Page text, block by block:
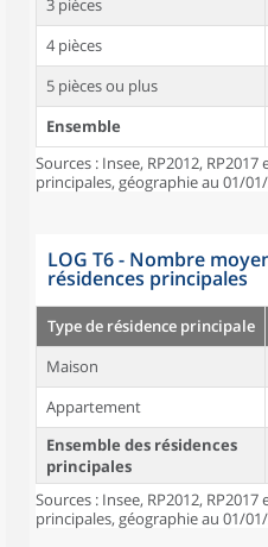
3 pièces
4 pièces
5 pièces ou plus
Ensemble
Sources : Insee, RP2012,
principales, géographie au 01/
LOG T6 - Nombre
résidences principales
Type de résidence principale
Maison
Appartement
Ensemble des résidences
principales
Sources : Insee, RP2012,
principales, géographie au 01/